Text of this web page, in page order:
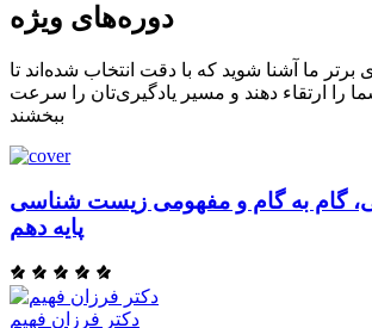
دوره‌های ویژه
برتر ما آشنا شوید که با دقت انتخاب شده‌اند تا
را ارتقاء دهند و مسیر یادگیری‌تان را سرعت
ببخشند
گام به گام و مفهومی زیست شناسی
پایه دهم
دکتر فرزان فهیم